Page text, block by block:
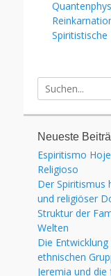
Suche
für:
Neueste
Espiritismo
Religioso
Der Spiritismus
und religiöser
Struktur der
Welten
Die
ethnischen
Jeremia und